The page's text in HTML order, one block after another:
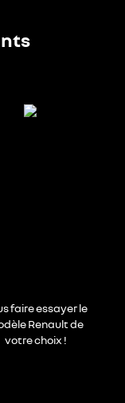
faire essayer le
Renault de
votre choix !